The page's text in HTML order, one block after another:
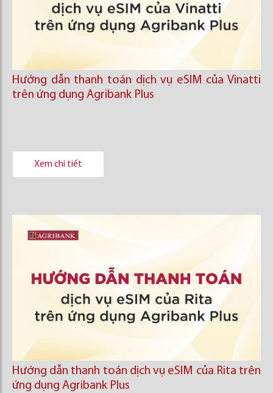
Hướng dẫn thanh toán dịch vụ eSIM của Vinatti
trên ứng dụng Agribank Plus
Xem chi tiết
Hướng dẫn thanh toán dịch vụ eSIM của Rita trên
ứng dụng Agribank Plus